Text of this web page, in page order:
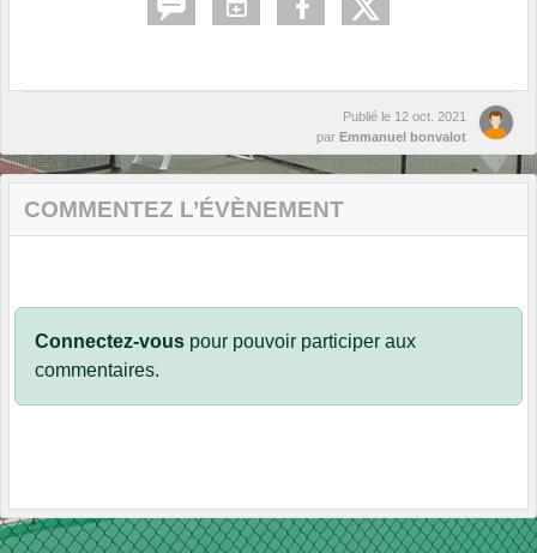
Publié le 12 oct. 2021
par Emmanuel bonvalot
COMMENTEZ L’ÉVÈNEMENT
Connectez-vous pour pouvoir participer aux
commentaires.